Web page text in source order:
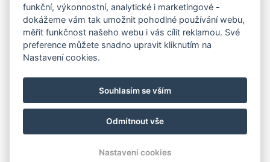
funkční, výkonnostní, analytické i marketingové -
dokážeme vám tak umožnit pohodlné používání webu,
měřit funkčnost našeho webu i vás cílit reklamou. Své
preference můžete snadno upravit kliknutím na
Nastavení cookies.
Souhlasím se vším
Odmítnout vše
Nastavení cookies